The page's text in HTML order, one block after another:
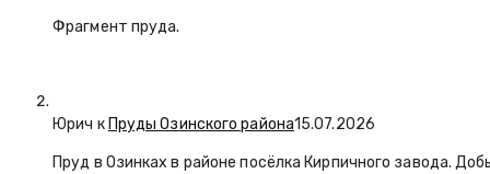
Фрагмент пруда.
Юрич к Пруды Озинского района15.07.2026
Пруд в Озинках в районе посёлка Кирпичного завода.